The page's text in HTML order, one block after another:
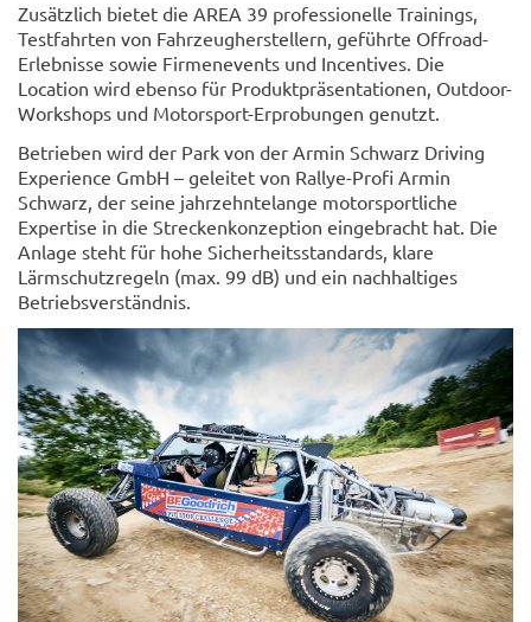
Zusätzlich bietet die AREA 39 professionelle Trainings,
Testfahrten von Fahrzeugherstellern, geführte Offroad-
Erlebnisse sowie Firmenevents und Incentives. Die
Location wird ebenso für Produktpräsentationen, Outdoor-
Workshops und Motorsport-Erprobungen genutzt.
Betrieben wird der Park von der Armin Schwarz Driving
Experience GmbH – geleitet von Rallye-Profi Armin
Schwarz, der seine jahrzehntelange motorsportliche
Expertise in die Streckenkonzeption eingebracht hat. Die
Anlage steht für hohe Sicherheitsstandards, klare
Lärmschutzregeln (max. 99 dB) und ein nachhaltiges
Betriebsverständnis.